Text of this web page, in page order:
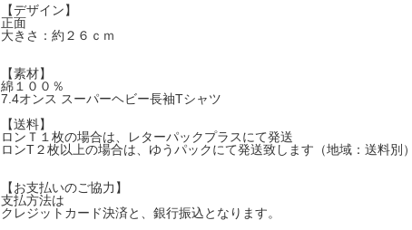
【デザイン】
正面
大きさ：約２６ｃｍ
【素材】
綿１００％
7.4オンス スーパーヘビー長袖Tシャツ
【送料】
ロンＴ１枚の場合は、レターパックプラスにて発送
ロンT２枚以上の場合は、ゆうパックにて発送致します（地域：送料別
【お支払いのご協力】
支払方法は
クレジットカード決済と、銀行振込となります。